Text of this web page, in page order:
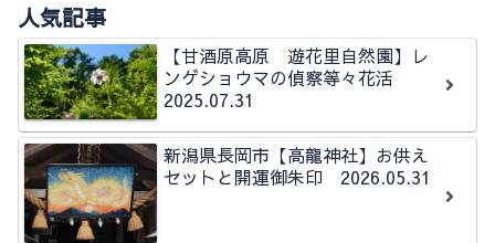
人気記事
【甘酒原高原 遊花里自然園】レ
ンゲショウマの偵察等々花活
2025.07.31
新潟県長岡市【高龍神社】お供え
セットと開運御朱印 2026.05.31